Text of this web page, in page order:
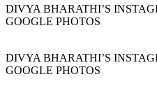
DIVYA BHARATHI’S
GOOGLE PHOTOS
DIVYA BHARATHI’S
GOOGLE PHOTOS